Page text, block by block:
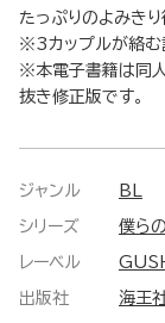
たっぷりのよみきり
※3カップルが絡む
※本電子書籍は同
抜き修正版です。
ジャンル BL
シリーズ 僕ら
レーベル
出版社 海王